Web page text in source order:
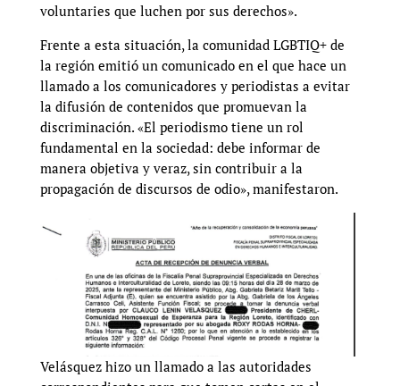
voluntaries que luchen por sus derechos».
Frente a esta situación, la comunidad LGBTIQ+ de
la región emitió un comunicado en el que hace un
llamado a los comunicadores y periodistas a evitar
la difusión de contenidos que promuevan la
discriminación. «El periodismo tiene un rol
fundamental en la sociedad: debe informar de
manera objetiva y veraz, sin contribuir a la
propagación de discursos de odio», manifestaron.
Velásquez hizo un llamado a las autoridades